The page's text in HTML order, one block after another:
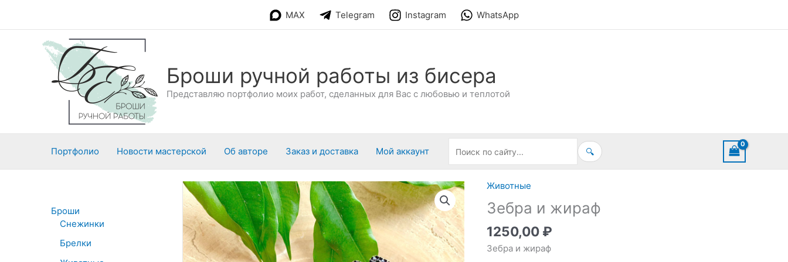
MAX Telegram Instagram WhatsApp
Броши ручной работы из бисера
Представляю портфолио моих работ, сделанных для Вас с любовью и теплотой
Портфолио Новости мастерской Об авторе Заказ и доставка Мой аккаунт 🔍
Броши
Снежинки
Брелки
Животные
Зебра и жираф
1250,00 ₽
Зебра и жираф